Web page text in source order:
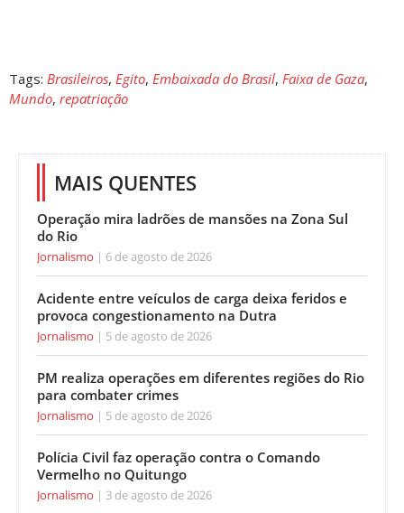
Tags: Brasileiros, Egito, Embaixada do Brasil, Faixa de Gaza,
Mundo, repatriação
MAIS QUENTES
Operação mira ladrões de mansões na Zona Sul
do Rio
Jornalismo 6 de agosto de 2026
Acidente entre veículos de carga deixa feridos e
provoca congestionamento na Dutra
Jornalismo 5 de agosto de 2026
PM realiza operações em diferentes regiões do Rio
para combater crimes
Jornalismo 5 de agosto de 2026
Polícia Civil faz operação contra o Comando
Vermelho no Quitungo
Jornalismo 3 de agosto de 2026